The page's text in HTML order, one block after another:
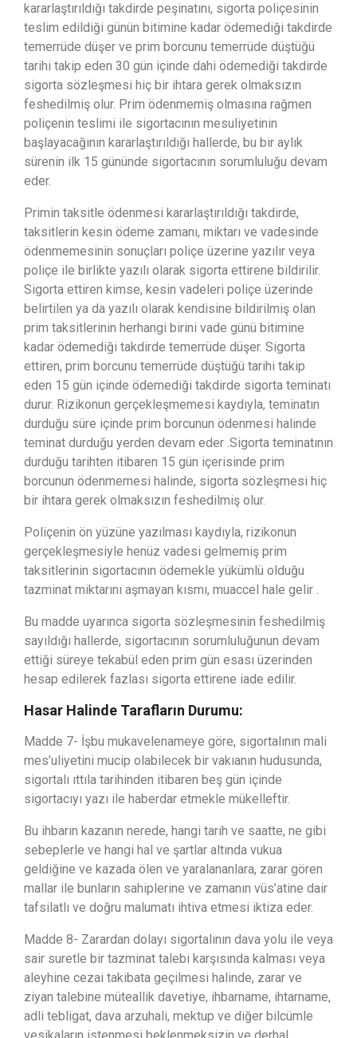
kararlaştırıldığı takdirde peşinatını, sigorta poliçesinin
teslim edildiği günün bitimine kadar ödemediği takdirde
temerrüde düşer ve prim borcunu temerrüde düştüğü
tarihi takip eden 30 gün içinde dahi ödemediği takdirde
sigorta sözleşmesi hiç bir ihtara gerek olmaksızın
feshedilmiş olur. Prim ödenmemiş olmasına rağmen
poliçenin teslimi ile sigortacının mesuliyetinin
başlayacağının kararlaştırıldığı hallerde, bu bir aylık
sürenin ilk 15 gününde sigortacının sorumluluğu devam
eder.
Primin taksitle ödenmesi kararlaştırıldığı takdirde,
taksitlerin kesin ödeme zamanı, miktarı ve vadesinde
ödenmemesinin sonuçları poliçe üzerine yazılır veya
poliçe ile birlikte yazılı olarak sigorta ettirene bildirilir.
Sigorta ettiren kimse, kesin vadeleri poliçe üzerinde
belirtilen ya da yazılı olarak kendisine bildirilmiş olan
prim taksitlerinin herhangi birini vade günü bitimine
kadar ödemediği takdirde temerrüde düşer. Sigorta
ettiren, prim borcunu temerrüde düştüğü tarihi takip
eden 15 gün içinde ödemediği takdirde sigorta teminatı
durur. Rizikonun gerçekleşmemesi kaydıyla, teminatın
durduğu süre içinde prim borcunun ödenmesi halinde
teminat durduğu yerden devam eder .Sigorta teminatının
durduğu tarihten itibaren 15 gün içerisinde prim
borcunun ödenmemesi halinde, sigorta sözleşmesi hiç
bir ihtara gerek olmaksızın feshedilmiş olur.
Poliçenin ön yüzüne yazılması kaydıyla, rizikonun
gerçekleşmesiyle henüz vadesi gelmemiş prim
taksitlerinin sigortacının ödemekle yükümlü olduğu
tazminat miktarını aşmayan kısmı, muaccel hale gelir .
Bu madde uyarınca sigorta sözleşmesinin feshedilmiş
sayıldığı hallerde, sigortacının sorumluluğunun devam
ettiği süreye tekabül eden prim gün esası üzerinden
hesap edilerek fazlası sigorta ettirene iade edilir.
Hasar Halinde Tarafların Durumu:
Madde 7- İşbu mukavelenameye göre, sigortalının mali
mes’uliyetini mucip olabilecek bir vakıanın hudusunda,
sigortalı ıttıla tarihinden itibaren beş gün içinde
sigortacıyı yazı ile haberdar etmekle mükelleftir.
Bu ihbarın kazanın nerede, hangi tarih ve saatte, ne gibi
sebeplerle ve hangi hal ve şartlar altında vukua
geldiğine ve kazada ölen ve yaralananlara, zarar gören
mallar ile bunların sahiplerine ve zamanın vüs’atine dair
tafsilatlı ve doğru malumatı ihtiva etmesi iktiza eder.
Madde 8- Zarardan dolayı sigortalının dava yolu ile veya
sair suretle bir tazminat talebi karşısında kalması veya
aleyhine cezai takibata geçilmesi halinde, zarar ve
ziyan talebine müteallik davetiye, ihbarname, ihtarname,
adli tebligat, dava arzuhali, mektup ve diğer bilcümle